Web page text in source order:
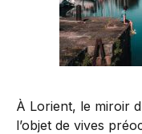
À Lorient, le miroir
l’objet de vives